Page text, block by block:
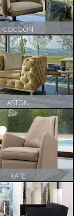
COCOON
ZOBACZ PRODUKT
ASTON
ZOBACZ PRODUKT
KATE
ZOBACZ PRODUKT